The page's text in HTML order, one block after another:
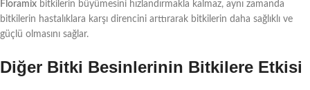
Floramix bitkilerin büyümesini hızlandırmakla kalmaz, aynı zamanda
bitkilerin hastalıklara karşı direncini arttırarak bitkilerin daha sağlıklı ve
güçlü olmasını sağlar.
Diğer Bitki Besinlerinin Bitkilere Etkisi